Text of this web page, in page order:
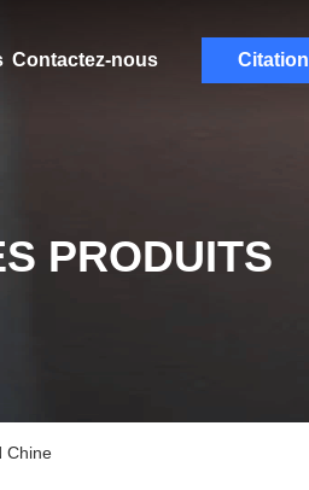
Contactez-nous Citation
PRODUITS
Chine